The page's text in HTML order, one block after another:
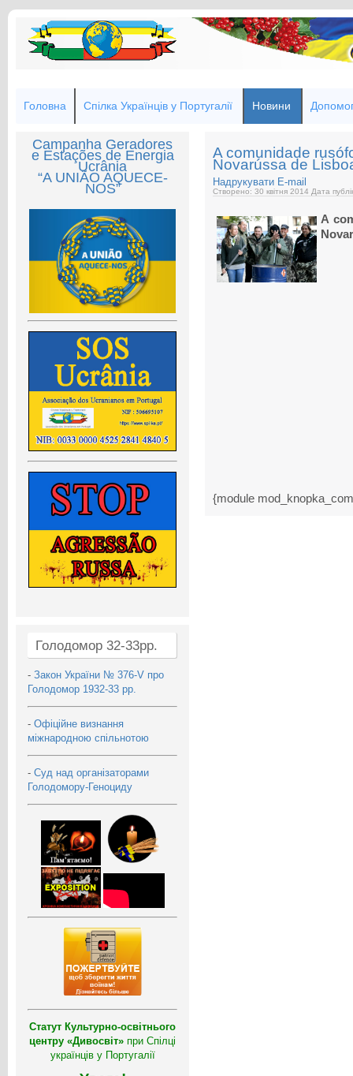
Головна Спілка Українців у Португалії Новини
Campanha Geradores
e Estações de Energia
Ucrânia
“A UNIÃO AQUECE-
NOS”
Голодомор 32-33рр.
- Закон України № 376-V про
Голодомор 1932-33 рр.
- Офіційне визнання
міжнародною спільнотою
- Суд над організаторами
Голодомору-Геноциду
Статут Культурно-освітнього
центру «Дивосвіт» при Спілці
українців у Португалії
A comunidade
Novarússa de
Надрукувати E-mail
Створено: 30 квітня 2014 Дата
A
{module